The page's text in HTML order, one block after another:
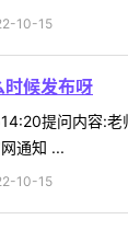
10-15
时候发布呀
提问内容:老
通知 ...
10-15